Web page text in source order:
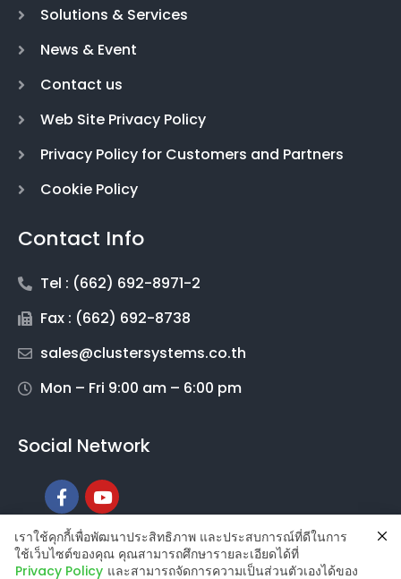
About us
Solutions & Services
News & Event
Contact us
Web Site Privacy Policy
Privacy Policy for Customers and Partners
Contact Info
Tel : (662) 692-8971-2
Fax : (662) 692-8738
sales@clustersystems.co.th
Social Network
เราใช้คุกกี้เพื่อพัฒนาประสิทธิภาพ และประสบการณ์ที่ดีในการ
ใช้เว็บไซต์ของคุณ คุณสามารถศึกษารายละเอียดได้ที่
Privacy Policy และสามารถจัดการความเป็นส่วนตัวเองได้ของ